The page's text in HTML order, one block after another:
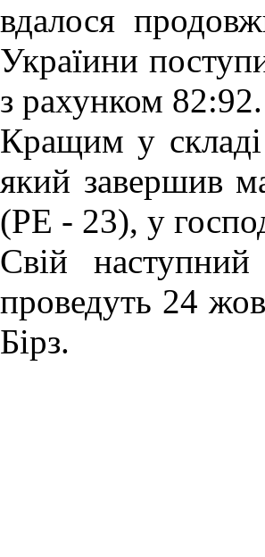
вдалося
Україини
з рахунком 82:92.
Кращим у
який завершив
(РЕ - 23), у
Свій
проведуть 24
Бірз.